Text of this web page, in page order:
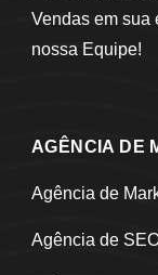
Vendas em sua
nossa Equipe!
AGÊNCIA DE
Agência de
Agência de